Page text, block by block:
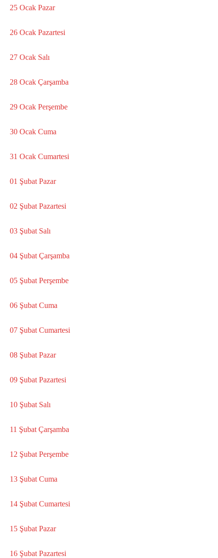
25 Ocak Pazar
26 Ocak Pazartesi
27 Ocak Salı
28 Ocak Çarşamba
29 Ocak Perşembe
30 Ocak Cuma
31 Ocak Cumartesi
01 Şubat Pazar
02 Şubat Pazartesi
03 Şubat Salı
04 Şubat Çarşamba
05 Şubat Perşembe
06 Şubat Cuma
07 Şubat Cumartesi
08 Şubat Pazar
09 Şubat Pazartesi
10 Şubat Salı
11 Şubat Çarşamba
12 Şubat Perşembe
13 Şubat Cuma
14 Şubat Cumartesi
15 Şubat Pazar
16 Şubat Pazartesi